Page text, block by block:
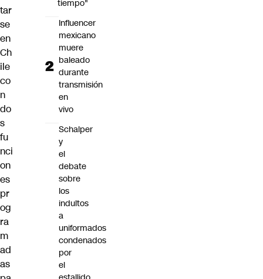
tar
se
en
Ch
ile
co
n
do
s
fu
nci
on
es
pr
og
ra
m
ad
as
tiempo"
Influencer
mexicano
muere
baleado
durante
transmisión
en
vivo
Schalper
y
el
debate
sobre
los
indultos
a
uniformados
condenados
por
el